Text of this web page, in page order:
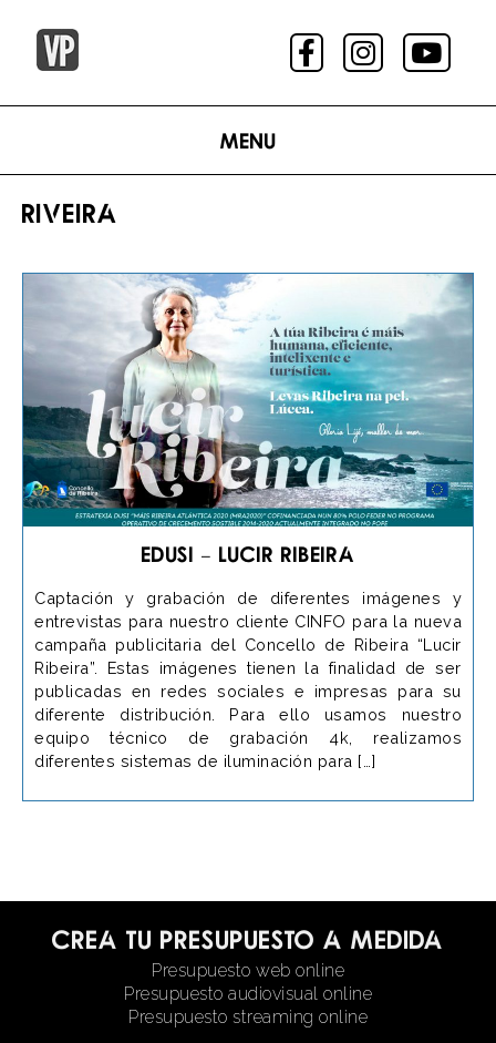
Menu
RIVEIRA
EDUSI – Lucir Ribeira
Captación y grabación de diferentes imágenes y
entrevistas para nuestro cliente CINFO para la nueva
campaña publicitaria del Concello de Ribeira “Lucir
Ribeira”. Estas imágenes tienen la finalidad de ser
publicadas en redes sociales e impresas para su
diferente distribución. Para ello usamos nuestro
equipo técnico de grabación 4k, realizamos
diferentes sistemas de iluminación para […]
Crea tu presupuesto a medida
Presupuesto web online
Presupuesto audiovisual online
Presupuesto streaming online